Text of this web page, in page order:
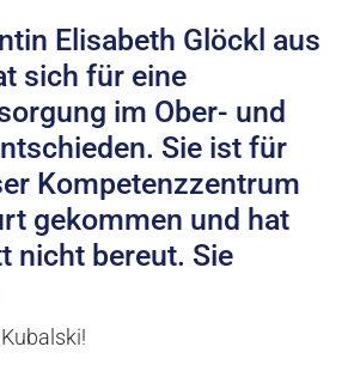
Elisabeth Glöckl aus
sich für eine
im Ober- und
Sie ist für
Kompetenzzentrum
gekommen und hat
nicht bereut. Sie